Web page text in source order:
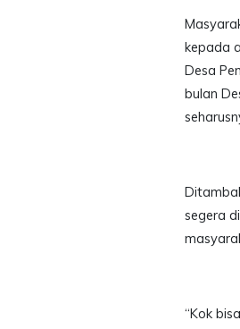
kepada
Desa
bulan
segera
“Kok